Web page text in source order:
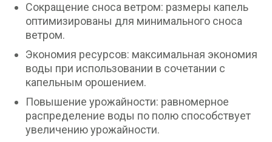
Сокращение сноса ветром: размеры капель
оптимизированы для минимального сноса
ветром.
Экономия ресурсов: максимальная экономия
воды при использовании в сочетании с
капельным орошением.
Повышение урожайности: равномерное
распределение воды по полю способствует
увеличению урожайности.